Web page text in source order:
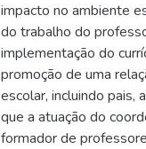
impacto no ambiente
do trabalho do
implementação do
promoção de uma
escolar, incluindo pais,
que a atuação do
formador de